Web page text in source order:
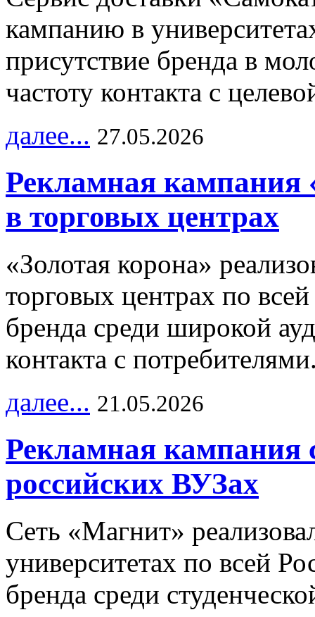
кампанию в
присутствие бренда в
частоту контакта с
далее... 27.05.2026
Рекламная кампания
в торговых центрах
«Золотая корона»
торговых центрах по
бренда среди широкой
контакта с
далее... 21.05.2026
Рекламная кампания
российских ВУЗах
Сеть «Магнит»
университетах по всей
бренда среди